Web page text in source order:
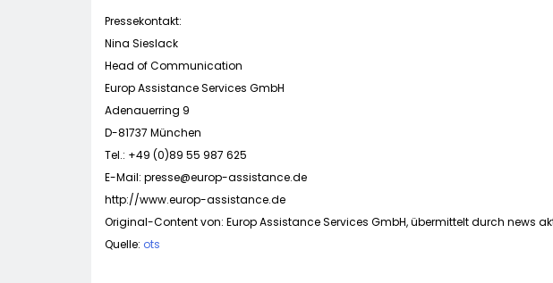
Pressekontakt:
Nina Sieslack
Head of Communication
Europ Assistance Services GmbH
Adenauerring 9
D-81737 München
Tel.: +49 (0)89 55 987 625
E-Mail: presse@europ-assistance.de
http://www.europ-assistance.de
Original-Content von: Europ Assistance Services GmbH, übermittelt durch news
Quelle: ots